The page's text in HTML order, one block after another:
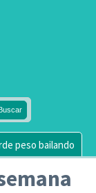
peso bailando